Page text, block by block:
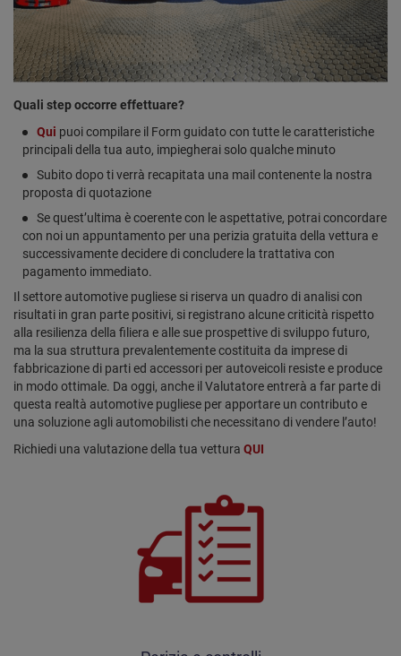
Quali step occorre effettuare?
Qui puoi compilare il Form guidato con tutte le caratteristiche
principali della tua auto, impiegherai solo qualche minuto
Subito dopo ti verrà recapitata una mail contenente la nostra
proposta di quotazione
Se quest’ultima è coerente con le aspettative, potrai concordare
con noi un appuntamento per una perizia gratuita della vettura e
successivamente decidere di concludere la trattativa con
pagamento immediato.
Il settore automotive pugliese si riserva un quadro di analisi con
risultati in gran parte positivi, si registrano alcune criticità rispetto
alla resilienza della filiera e alle sue prospettive di sviluppo futuro,
ma la sua struttura prevalentemente costituita da imprese di
fabbricazione di parti ed accessori per autoveicoli resiste e produce
in modo ottimale. Da oggi, anche il Valutatore entrerà a far parte di
questa realtà automotive pugliese per apportare un contributo e
una soluzione agli automobilisti che necessitano di vendere l’auto!
Richiedi una valutazione della tua vettura QUI